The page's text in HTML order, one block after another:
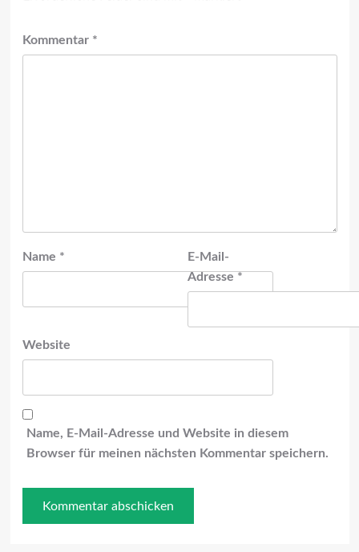
Kommentar *
Name *
E-Mail-
Adresse *
Website
Name, E-Mail-Adresse und Website in diesem
Browser für meinen nächsten Kommentar speichern.